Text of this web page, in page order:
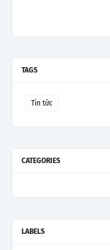
TAGS
Tin tức
CATEGORIES
LABELS